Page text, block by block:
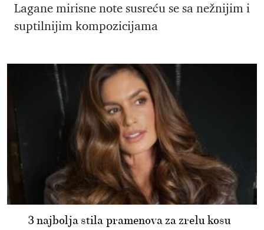
Lagane mirisne note susreću se sa nežnijim i
suptilnijim kompozicijama
3 najbolja stila pramenova za zrelu kosu